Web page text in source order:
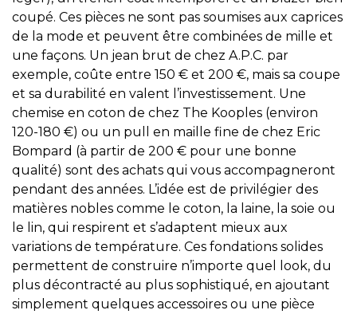
coupé. Ces pièces ne sont pas soumises aux caprices
de la mode et peuvent être combinées de mille et
une façons. Un jean brut de chez A.P.C. par
exemple, coûte entre 150 € et 200 €, mais sa coupe
et sa durabilité en valent l’investissement. Une
chemise en coton de chez The Kooples (environ
120-180 €) ou un pull en maille fine de chez Eric
Bompard (à partir de 200 € pour une bonne
qualité) sont des achats qui vous accompagneront
pendant des années. L’idée est de privilégier des
matières nobles comme le coton, la laine, la soie ou
le lin, qui respirent et s’adaptent mieux aux
variations de température. Ces fondations solides
permettent de construire n’importe quel look, du
plus décontracté au plus sophistiqué, en ajoutant
simplement quelques accessoires ou une pièce